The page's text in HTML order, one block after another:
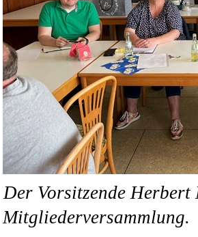
Der Vorsitzende
Mitgliederversammlung.